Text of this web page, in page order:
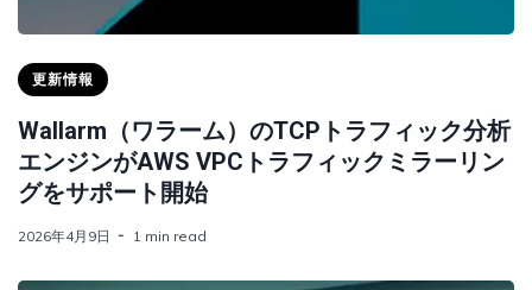
更新情報
Wallarm（ワラーム）のTCPトラフィック分析
エンジンがAWS VPCトラフィックミラーリン
グをサポート開始
2026年4月9日 1 min read